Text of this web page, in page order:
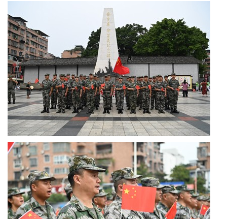
科
技
天
府
三
农
天
府